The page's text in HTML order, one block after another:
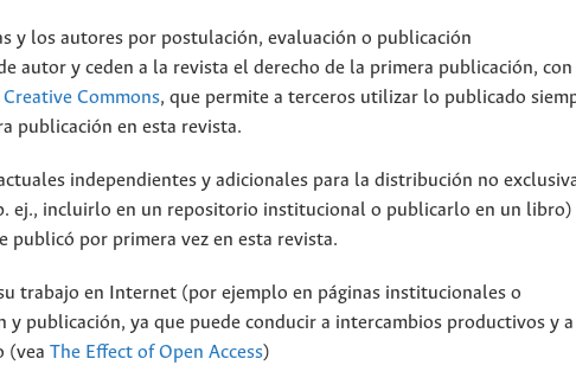
y los autores por postulación, evaluación o publicación
autor y ceden a la revista el derecho de la primera publicación, con
Commons, que permite a terceros utilizar lo publicado
publicación en esta revista.
independientes y adicionales para la distribución no
ej., incluirlo en un repositorio institucional o publicarlo en un libro)
publicó por primera vez en esta revista.
trabajo en Internet (por ejemplo en páginas institucionales o
publicación, ya que puede conducir a intercambios productivos y a
(vea The Effect of Open Access)